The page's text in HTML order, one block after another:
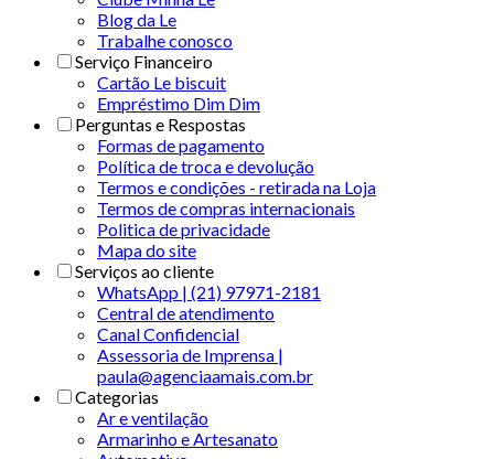
Blog da Le
Trabalhe conosco
Serviço Financeiro
Cartão Le biscuit
Empréstimo Dim Dim
Perguntas e Respostas
Formas de pagamento
Política de troca e devolução
Termos e condições - retirada na Loja
Termos de compras internacionais
Politica de privacidade
Mapa do site
Serviços ao cliente
WhatsApp | (21) 97971-2181
Central de atendimento
Canal Confidencial
Assessoria de Imprensa |
paula@agenciaamais.com.br
Categorias
Ar e ventilação
Armarinho e Artesanato